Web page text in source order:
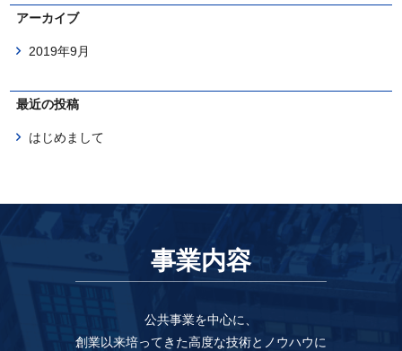
アーカイブ
2019年9月
最近の投稿
はじめまして
事業内容
公共事業を中心に、
創業以来培ってきた高度な技術とノウハウに